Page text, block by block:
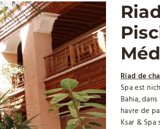
Riad de
Spa est
Bahia,
havre de
Ksar & Spa